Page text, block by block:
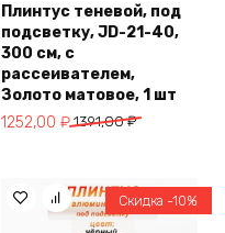
Плинтус теневой, под
подсветку, JD-21-40,
300 см, с
рассеивателем,
Золото матовое, 1 шт
1391,00₽
Первоначальная
1391,00 ₽.
1252,00 ₽
Текущая
Скидка -10%